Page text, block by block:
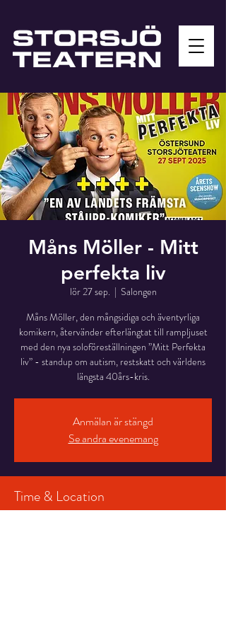
Måns Möller - Mitt
perfekta liv
lör 27 sep.
  |
Salongen
Måns Möller, den mångsidiga och äventyrliga
komikern, återvänder efterlängtat till rampljuset
med den nya soloföreställningen ”Mitt Perfekta
liv” - standup om autism, restskatt och världens
längsta 40års-kris.
Anmälan är stängd
Se andra evenemang
Time & Location